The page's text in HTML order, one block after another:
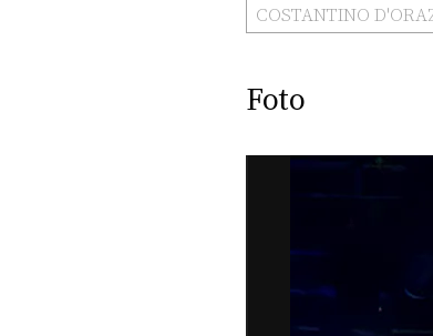
COSTANTINO
Foto